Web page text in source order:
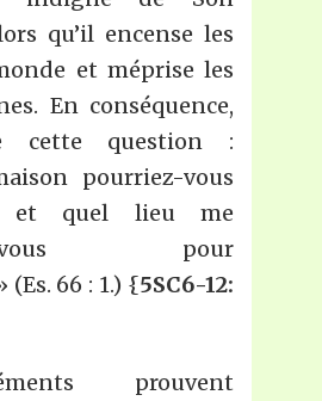
qu’il encense les
et méprise les
En conséquence,
cette question :
pourriez-vous
et quel lieu me
vous pour
(Es. 66 : 1.) {5SC6-12:
prouvent